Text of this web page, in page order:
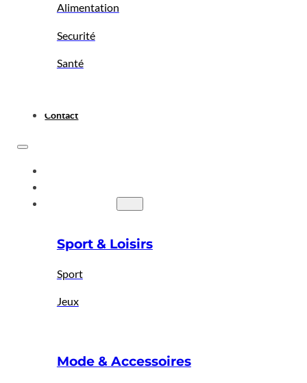
Alimentation
Securité
Santé
Contact
Sport & Loisirs
Sport
Jeux
Mode & Accessoires